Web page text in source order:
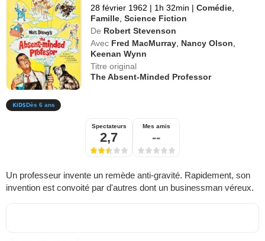
28 février 1962 | 1h 32min | Comédie
Famille ,Science Fiction
De Robert Stevenson
Avec Fred MacMurray Nancy Olson
Keenan Wynn
Titre original
The Absent-Minded Professor
Dès 6 ans
Spectateurs
2,7
Mes amis
--
Un professeur invente un remède anti-gravité. Rapidement, son
invention est convoité par d'autres dont un businessman véreux.